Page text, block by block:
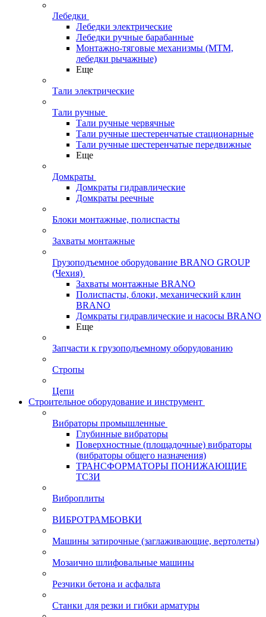
Лебедки
Лебедки электрические
Лебедки ручные барабанные
Монтажно-тяговые механизмы (МТМ,
лебедки рычажные)
Еще
Тали электрические
Тали ручные
Тали ручные червячные
Тали ручные шестеренчатые стационарные
Тали ручные шестеренчатые передвижные
Еще
Домкраты
Домкраты гидравлические
Домкраты реечные
Блоки монтажные, полиспасты
Захваты монтажные
Грузоподъемное оборудование BRANO GROUP
(Чехия)
Захваты монтажные BRANO
Полиспасты, блоки, механический клин
BRANO
Домкраты гидравлические и насосы BRANO
Еще
Запчасти к грузоподъемному оборудованию
Стропы
Цепи
Строительное оборудование и инструмент
Вибраторы промышленные
Глубинные вибраторы
Поверхностные (площадочные) вибраторы
(вибраторы общего назначения)
ТРАНСФОРМАТОРЫ ПОНИЖАЮЩИЕ
ТСЗИ
Виброплиты
ВИБРОТРАМБОВКИ
Машины затирочные (заглаживающие, вертолеты)
Мозаично шлифовальные машины
Резчики бетона и асфальта
Станки для резки и гибки арматуры